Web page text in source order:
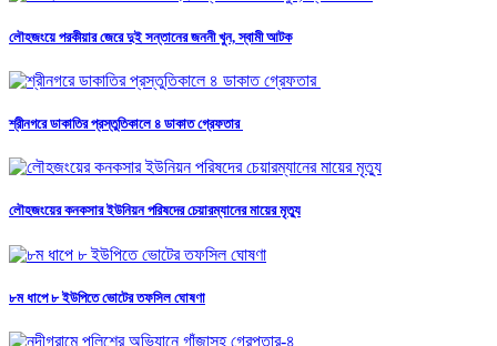
লৌহজংয়ে পরকীয়ার জেরে দুই সন্তানের জননী খুন, স্বামী আটক
শ্রীনগরে ডাকাতির প্রস্তুতিকালে ৪ ডাকাত গ্রেফতার
লৌহজংয়ের কনকসার ইউনিয়ন পরিষদের চেয়ারম্যানের মায়ের মৃত্যু
৮ম ধাপে ৮ ইউপিতে ভোটের তফসিল ঘোষণা